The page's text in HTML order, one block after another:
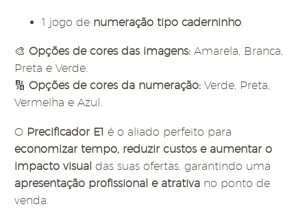
1 jogo de numeração tipo caderninho
🎨 Opções de cores das imagens: Amarela, Branca,
Preta e Verde.
🔢 Opções de cores da numeração: Verde, Preta,
Vermelha e Azul.
O Precificador E1 é o aliado perfeito para
economizar tempo, reduzir custos e aumentar o
impacto visual das suas ofertas, garantindo uma
apresentação profissional e atrativa no ponto de
venda.